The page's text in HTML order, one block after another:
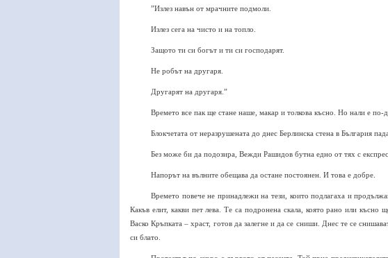
”Излез навън от мрачните подмоли.
Излез сега на чисто и на топло.
Защото ти си богът и ти си господарят.
Не робът на другаря.
Другарят на другаря.”
Времето все пак ще стане наше, макар и толкова късно. Но нали е по-
Блокчетата от неразрушената до днес Берлинска стена в България
Без може би да подозира, Вежди Рашидов бутна едно от тях с
Напорът на вълните обещава да остане постоянен. И това е добре.
Времето повече не принадлежи на тези, които подлагаха и
Какъв елит, какви пет лева. Те са подронена скала, която рано или
Васко Кръпката – храст, готов да залегне и да се сниши. Днес те се
си блато.